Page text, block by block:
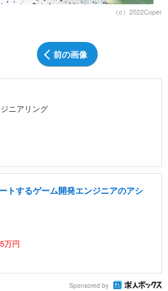
（c）2022Coper
前の画像
ニアリング
トするゲーム開発エンジニアのアシ
万円
Sponsored by